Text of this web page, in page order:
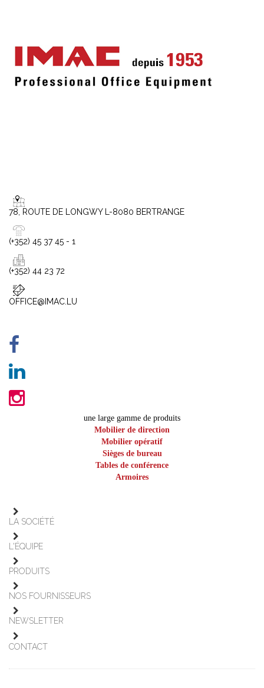
78, ROUTE DE LONGWY L-8080 BERTRANGE
(+352) 45 37 45 - 1
(+352) 44 23 72
OFFICE@IMAC.LU
une large gamme de produits
Mobilier de direction
Mobilier opératif
Sièges de bureau
Tables de conférence
Armoires
LA SOCIÉTÉ
L'ÉQUIPE
PRODUITS
NOS FOURNISSEURS
NEWSLETTER
CONTACT